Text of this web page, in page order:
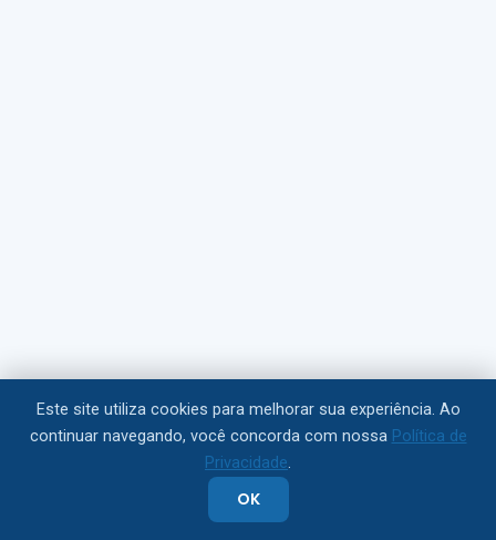
Regras de acesso, RLS e identidade
Custo atual de licenciamento e projeção de 12 meses
Origem do dado: banco, integrações e janelas de carga
Este site utiliza cookies para melhorar sua experiência. Ao
continuar navegando, você concorda com nossa Política de
Privacidade.
OK